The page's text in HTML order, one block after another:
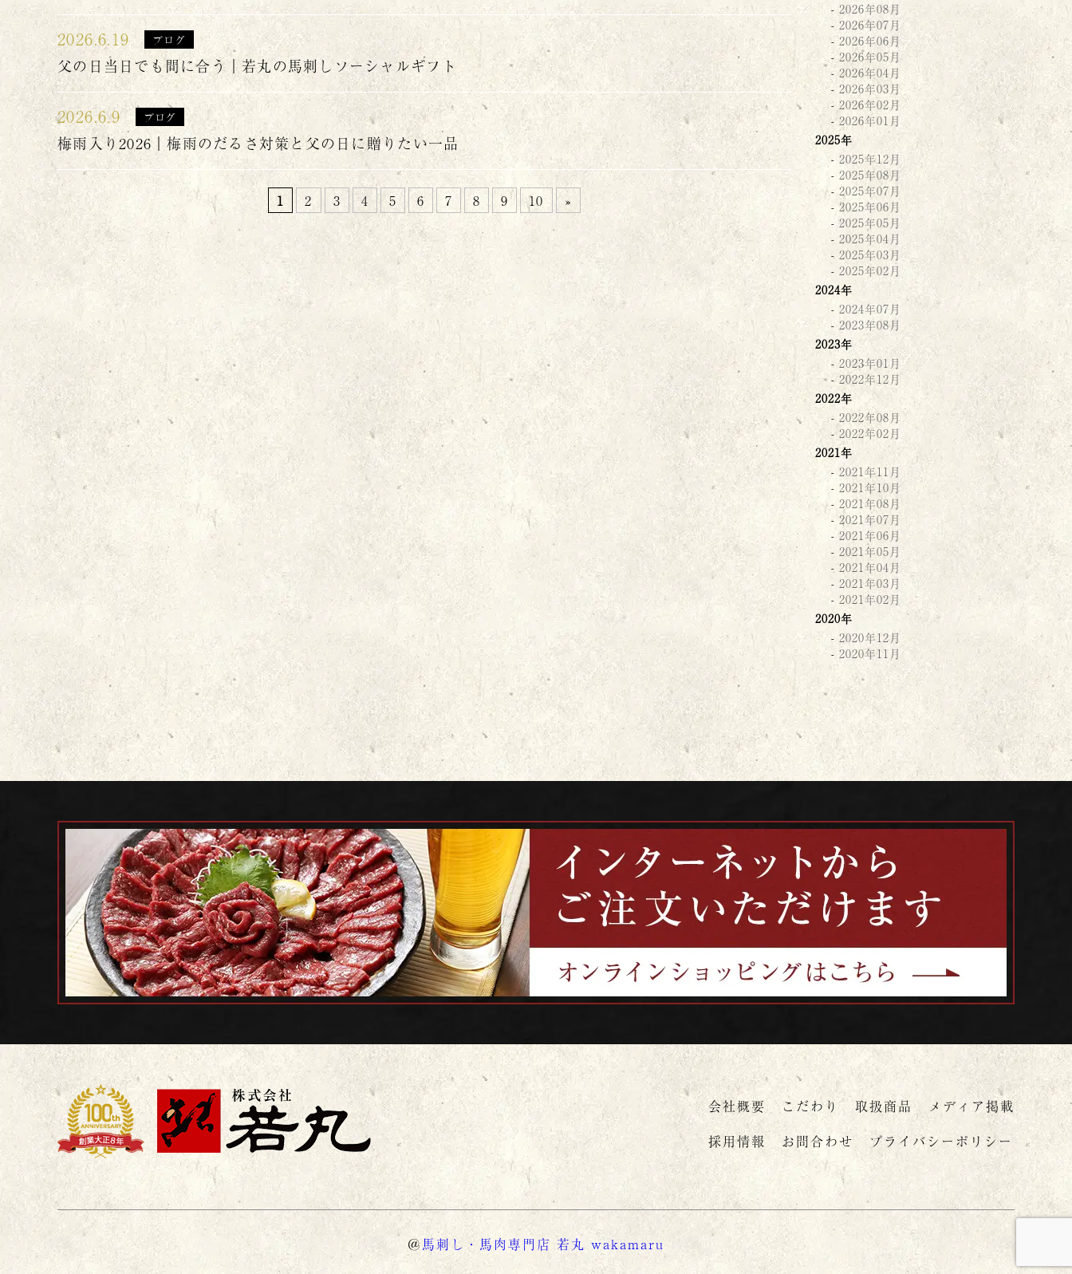
2026.6.19 ブログ
父の日当日でも間に合う｜若丸の馬刺しソーシャルギフト
2026.6.9 ブログ
梅雨入り2026｜梅雨のだるさ対策と父の日に贈りたい一品
1 2 3 4 5 6 7 8 9 10 »
2026年08月
2026年07月
2026年06月
2026年05月
2026年04月
2026年03月
2026年02月
2026年01月
2025年
2025年12月
2025年08月
2025年07月
2025年06月
2025年05月
2025年04月
2025年03月
2025年02月
2024年
2024年07月
2023年08月
2023年
2023年01月
2022年12月
2022年
2022年08月
2022年02月
2021年
2021年11月
2021年10月
2021年08月
2021年07月
2021年06月
2021年05月
2021年04月
2021年03月
2021年02月
2020年
2020年12月
2020年11月
会社概要 こだわり 取扱商品
メディア掲載
採用情報
お問合わせ プライバシーポリシー
＠馬刺し・馬肉専門店 若丸 wakamaru